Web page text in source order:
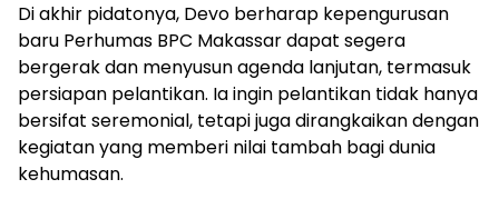
Di akhir pidatonya, Devo berharap kepengurusan
baru Perhumas BPC Makassar dapat segera
bergerak dan menyusun agenda lanjutan, termasuk
persiapan pelantikan. Ia ingin pelantikan tidak hanya
bersifat seremonial, tetapi juga dirangkaikan dengan
kegiatan yang memberi nilai tambah bagi dunia
kehumasan.